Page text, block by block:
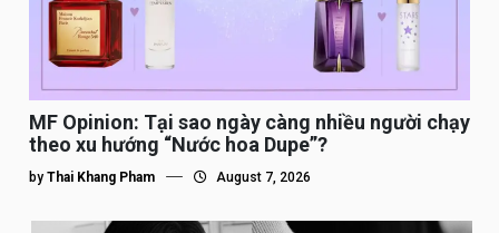
MF Opinion: Tại sao ngày càng nhiều người chạy
theo xu hướng “Nước hoa Dupe”?
by Thai Khang Pham August 7, 2026